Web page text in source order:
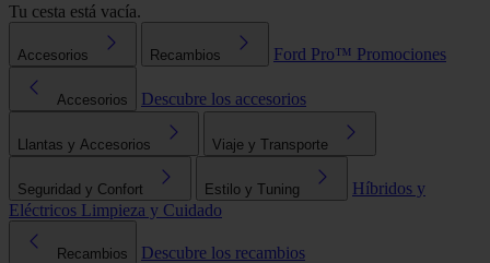
Tu cesta está vacía.
Accesorios Recambios Ford Pro™ Promociones
Accesorios Descubre los accesorios
Llantas y Accesorios Viaje y Transporte
Seguridad y Confort Estilo y Tuning
Híbridos y
Eléctricos Limpieza y Cuidado
Recambios Descubre los recambios